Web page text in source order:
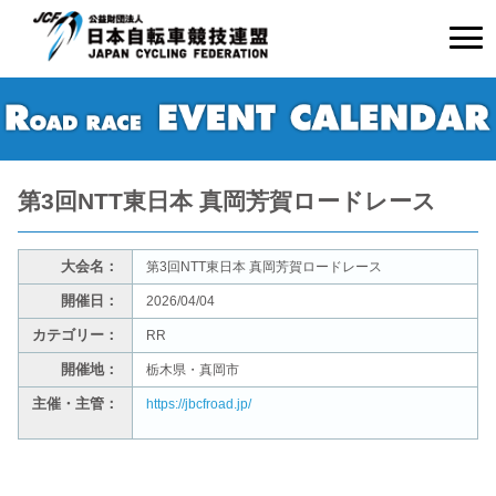
第3回NTT東日本 真岡芳賀ロードレース
大会名： 第3回NTT東日本 真岡芳賀ロードレース
開催日： 2026/04/04
カテゴリー： RR
開催地： 栃木県・真岡市
主催・主管： https://jbcfroad.jp/